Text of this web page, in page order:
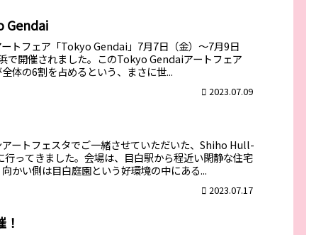
ア Tokyo Gendai
トフェア「Tokyo Gendai」7月7日（金）〜7月9日
で開催されました。このTokyo Gendaiアートフェア
体の6割を占めるという、まさに世...
2023.07.09
ートフェスタでご一緒させていただいた、Shiho Hull-
ってきました。会場は、目白駅から程近い閑静な住宅
かい側は目白庭園という好環境の中にある...
2023.07.17